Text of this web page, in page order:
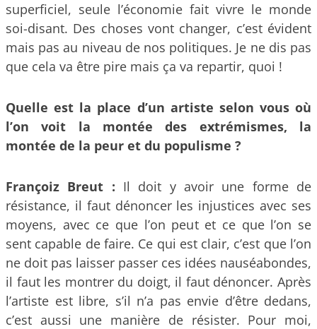
superficiel, seule l’économie fait vivre le monde
soi-disant. Des choses vont changer, c’est évident
mais pas au niveau de nos politiques. Je ne dis pas
que cela va être pire mais ça va repartir, quoi !
Quelle est la place d’un artiste selon vous où
l’on voit la montée des extrémismes, la
montée de la peur et du populisme ?
Françoiz Breut : Il doit y avoir une forme de
résistance, il faut dénoncer les injustices avec ses
moyens, avec ce que l’on peut et ce que l’on se
sent capable de faire. Ce qui est clair, c’est que l’on
ne doit pas laisser passer ces idées nauséabondes,
il faut les montrer du doigt, il faut dénoncer. Après
l’artiste est libre, s’il n’a pas envie d’être dedans,
c’est aussi une manière de résister. Pour moi,